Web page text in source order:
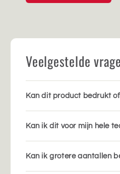
Veelgestelde
Kan dit product bedrukt
Kan ik dit voor mijn hele
Kan ik grotere aantallen